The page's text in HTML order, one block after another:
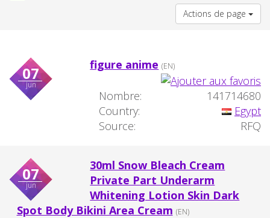
Actions de page
07
jun
figure anime (EN)
Nombre:
141714680
Country:
Egypt
Source:
RFQ
07
jun
30ml Snow Bleach Cream
Private Part Underarm
Whitening Lotion Skin Dark
Spot Body Bikini Area Cream (EN)